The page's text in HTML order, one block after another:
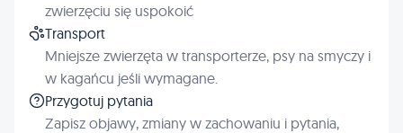
zwierzęciu się uspokoić
Transport
Mniejsze zwierzęta w transporterze, psy na smyczy i
w kagańcu jeśli wymagane.
Przygotuj pytania
Zapisz objawy, zmiany w zachowaniu i pytania,